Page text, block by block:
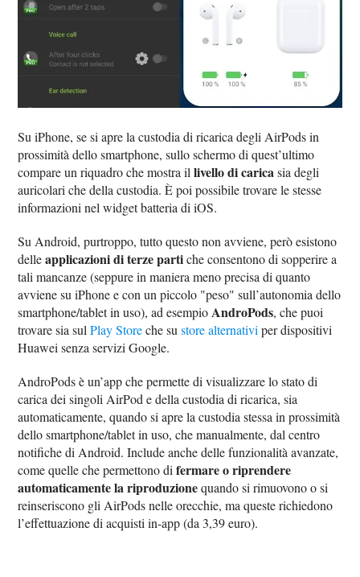
Su iPhone, se si apre la custodia di ricarica degli AirPods in
prossimità dello smartphone, sullo schermo di quest’ultimo
compare un riquadro che mostra illivello di caricasia degli
auricolari che della custodia. È poi possibile trovare le stesse
informazioni nel widget batteria di iOS.
Su Android, purtroppo, tutto questo non avviene, però esistono
delleapplicazioni di terze partiche consentono di sopperire a
tali mancanze (seppure in maniera meno precisa di quanto
avviene su iPhone e con un piccolo "peso" sull’autonomia dello
smartphone/tablet in uso), ad esempio AndroPods, che puoi
trovare sia sulPlay Storeche sustore alternativi per dispositivi
Huawei senza servizi Google.
AndroPods è un’app che permette di visualizzare lo stato di
carica dei singoli AirPod e della custodia di ricarica, sia
automaticamente, quando si apre la custodia stessa in prossimità
dello smartphone/tablet in uso, che manualmente, dal centro
notifiche di Android. Include anche delle funzionalità avanzate,
come quelle che permettono difermare o riprendere
automaticamente la riproduzionequando si rimuovono o si
reinseriscono gli AirPods nelle orecchie, ma queste richiedono
l’effettuazione di acquisti in-app (da 3,39 euro).